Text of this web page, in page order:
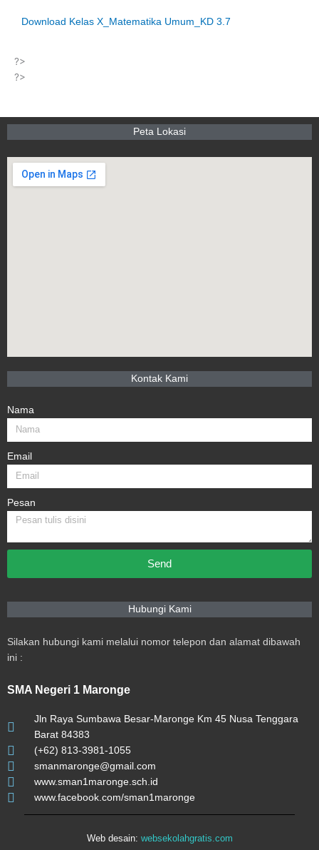
Download Kelas X_Matematika Umum_KD 3.7
?>
?>
Peta Lokasi
Kontak Kami
Nama
Email
Pesan
Send
Hubungi Kami
Silakan hubungi kami melalui nomor telepon dan alamat dibawah
ini :
SMA Negeri 1 Maronge
Jln Raya Sumbawa Besar-Maronge Km 45 Nusa Tenggara
Barat 84383
(+62) 813-3981-1055
smanmaronge@gmail.com
www.sman1maronge.sch.id
www.facebook.com/sman1maronge
Web desain: websekolahgratis.com